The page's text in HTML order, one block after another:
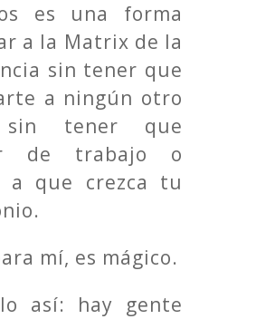
es una forma
a la Matrix de la
sin tener que
a ningún otro
sin tener que
de trabajo o
a que crezca tu
mí, es mágico.
así: hay gente